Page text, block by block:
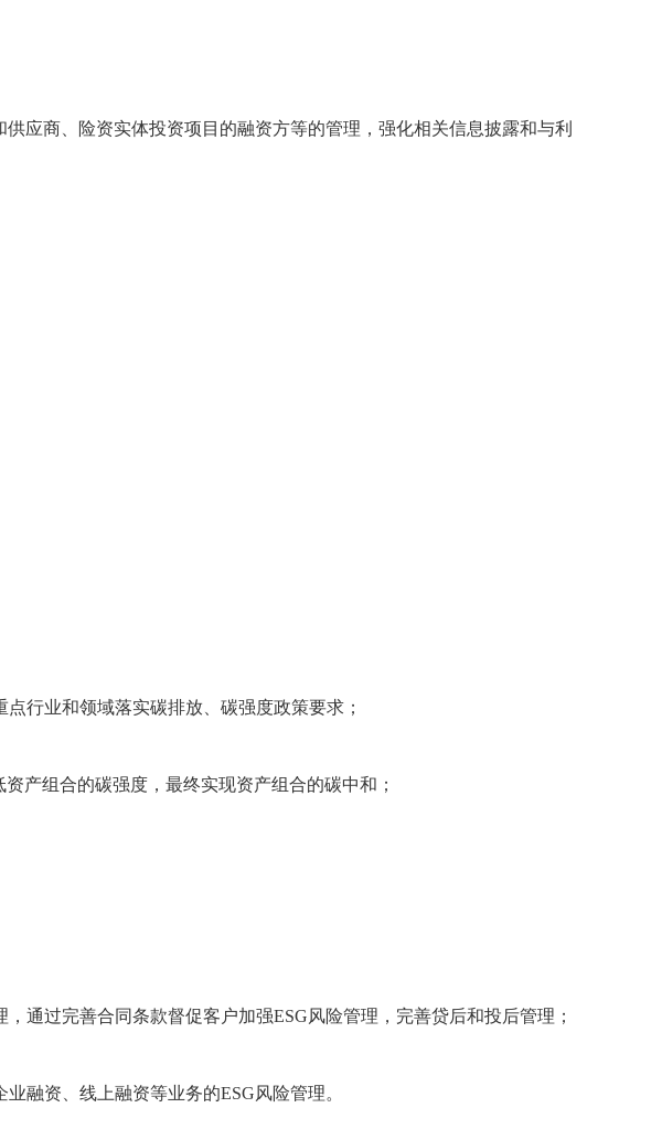
应商、险资实体投资项目的融资方等的管理，强化相关信息披露和与利
行业和领域落实碳排放、碳强度政策要求；
产组合的碳强度，最终实现资产组合的碳中和；
通过完善合同条款督促客户加强ESG风险管理，完善贷后和投后管理；
融资、线上融资等业务的ESG风险管理。